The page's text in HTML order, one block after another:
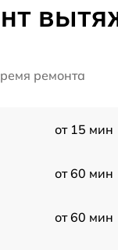
ремонта
от 15 мин
от 60 мин
от 60 мин